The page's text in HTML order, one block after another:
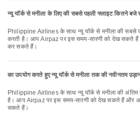
न्यू यॉर्क से मनीला के लिए की सबसे पहली फ्लाइट कितने बजे
Philippine Airlines के साथ न्यू यॉर्क से मनीला की सबसे पहली उड़ान 01:45 बजे प्रस्थान
करती है। आप Airpaz पर इस समय-सारणी को देख सकते हैं
कर सकते हैं।
का उपयोग करते हुए न्यू यॉर्क से मनीला तक की नवीनतम
Philippine Airlines के साथ न्यू यॉर्क से मनीला की अंतिम उड़ान 02:45 बजे प्रस्थान करती
है। आप Airpaz पर इस समय-सारणी को देख सकते हैं और
सकते हैं।